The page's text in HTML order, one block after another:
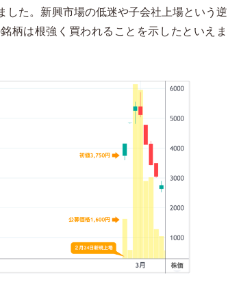
した。新興市場の低迷や子会社上場という逆
柄は根強く買われることを示したといえま